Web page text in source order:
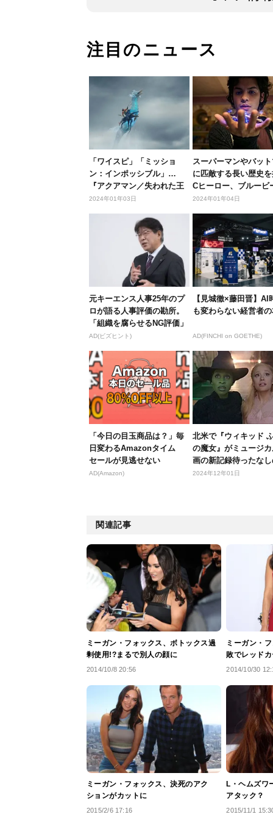
注目のニュース
「ワイスピ」「ミッショ
ン：インポッシブル」…
『アクアマン／失われた王
国』と一緒に...
2024年01年03日
スーパーマンやバッ
に匹敵する長い歴史
Cヒーロー、ブルービ
ルって...
2024年01年04日
元キーエンス人事25年のプ
ロが語る人事評価の勘所。
「組織を腐らせるNG評価」
とは...
AD(ビズヒント)
【見城徹×藤田晋】AI
も変わらない経営者
AD(FINCHI on GOETHE)
「今日の目玉商品は？」毎
日変わるAmazonタイム
セールが見逃せない
AD(Amazon)
北米で『ウィキッド
の魔女』がミュージ
画の新記録待ったな
オープニ...
2024年12年01日
関連記事
ミーガン・フォックス、ボトックス過
剰使用!?まるで別人の顔に
2014/10/8 20:56
ミーガン・
敗でレッド
2014/10/30
ミーガン・フォックス、決死のアク
ションがカットに
2015/2/6 17:16
L・ヘムズワ
アタック？
2015/11/1